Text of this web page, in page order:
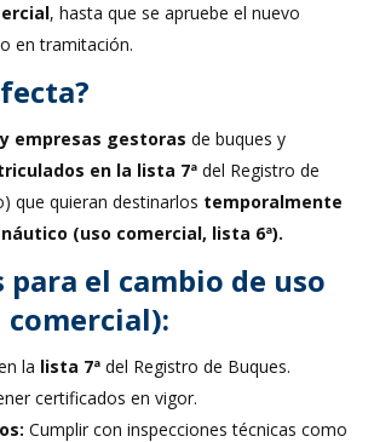
, hasta que se apruebe el nuevo
en tramitación.
empresas gestoras de buques y
en la lista 7ª del Registro de
que quieran destinarlos temporalmente
(uso comercial, lista 6ª).
para el cambio de uso
la lista 7ª del Registro de Buques.
certificados en vigor.
Cumplir con inspecciones técnicas como